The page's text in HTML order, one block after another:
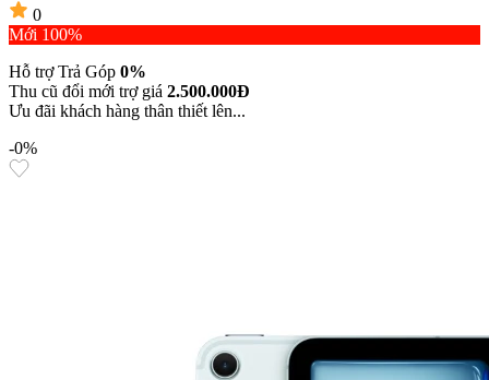
0
Mới 100%
Hỗ trợ Trả Góp 0%
Thu cũ đổi mới trợ giá 2.500.000Đ
Ưu đãi khách hàng thân thiết lên...
-0%